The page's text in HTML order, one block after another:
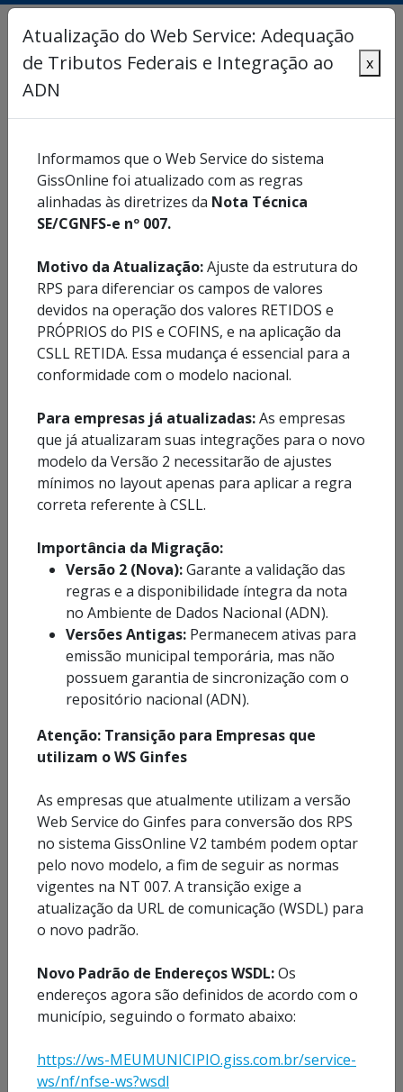
Ajuda Entrar
Previous
Emitir NFS-e Consultar NFS-e
tomados
serviços tomados
Apurar ISSQN
Consultar
apuração de
ISSQN
Emitir 2ª via de
DAM
Emitir DAM Avulsa
Vincular empresa
do município
Cadastrar empresa fora do município
Emitir
Avulsa
Autenticidade de CND
Legislação
Atualização do Web Service: Adequação
de Tributos Federais e Integração ao
ADN
x
Informamos que o Web Service do sistema
GissOnline foi atualizado com as regras
alinhadas às diretrizes da Nota Técnica
SE/CGNFS-e nº 007.
Motivo da Atualização:Ajuste da estrutura do
RPS para diferenciar os campos de valores
devidos na operação dos valores RETIDOS e
PRÓPRIOS do PIS e COFINS, e na aplicação da
CSLL RETIDA. Essa mudança é essencial para a
conformidade com o modelo nacional.
Para empresas já atualizadas:As empresas
que já atualizaram suas integrações para o novo
modelo da Versão 2 necessitarão de ajustes
mínimos no layout apenas para aplicar a regra
correta referente à CSLL.
Importância da Migração:
Versão 2 (Nova):Garante a validação das
regras e a disponibilidade íntegra da nota
no Ambiente de Dados Nacional (ADN).
Versões Antigas: Permanecem ativas para
emissão municipal temporária, mas não
possuem garantia de sincronização com o
repositório nacional (ADN).
Atenção: Transição para Empresas que
utilizam o WS Ginfes
As empresas que atualmente utilizam a versão
Web Service do Ginfes para conversão dos RPS
no sistema GissOnline V2 também podem optar
pelo novo modelo, a fim de seguir as normas
vigentes na NT 007. A transição exige a
atualização da URL de comunicação (WSDL) para
o novo padrão.
Novo Padrão de Endereços WSDL:Os
endereços agora são definidos de acordo com o
município, seguindo o formato abaixo:
https://ws-MEUMUNICIPIO.giss.com.br/service-
ws/nf/nfse-ws?wsdl